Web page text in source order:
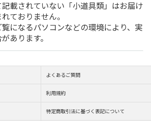
載されていない「小道具類」はお届け
ておりません。
になるパソコンなどの環境により、実
あります。
よくあるご質問
利用規約
特定商取引法に基づく表記について